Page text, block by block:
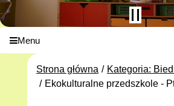
Menu
Strona główna
Kategoria:
Ekokulturalne przedszkole -